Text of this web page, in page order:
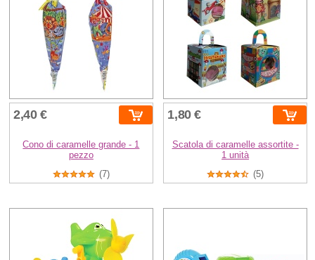
2,40 €
Cono di caramelle grande - 1
pezzo
(7)
1,80 €
Scatola di caramelle assortite -
1 unità
(5)